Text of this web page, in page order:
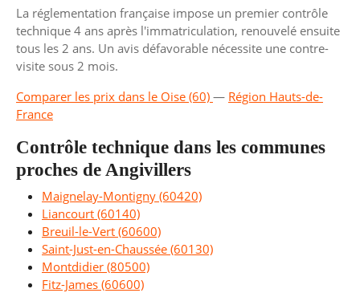
La réglementation française impose un premier contrôle
technique 4 ans après l'immatriculation, renouvelé ensuite
tous les 2 ans. Un avis défavorable nécessite une contre-
visite sous 2 mois.
Comparer les prix dans le Oise (60) — Région Hauts-de-
France
Contrôle technique dans les communes
proches de Angivillers
Maignelay-Montigny (60420)
Liancourt (60140)
Breuil-le-Vert (60600)
Saint-Just-en-Chaussée (60130)
Montdidier (80500)
Fitz-James (60600)